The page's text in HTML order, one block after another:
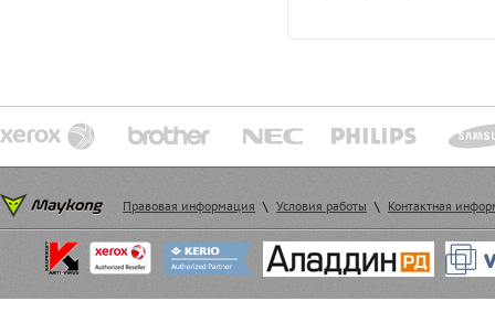
Правовая информация \ Условия работы \ Контактная